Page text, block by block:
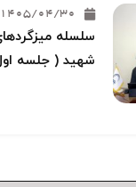
1405/04/30
سلسله
شهید ( جلسه